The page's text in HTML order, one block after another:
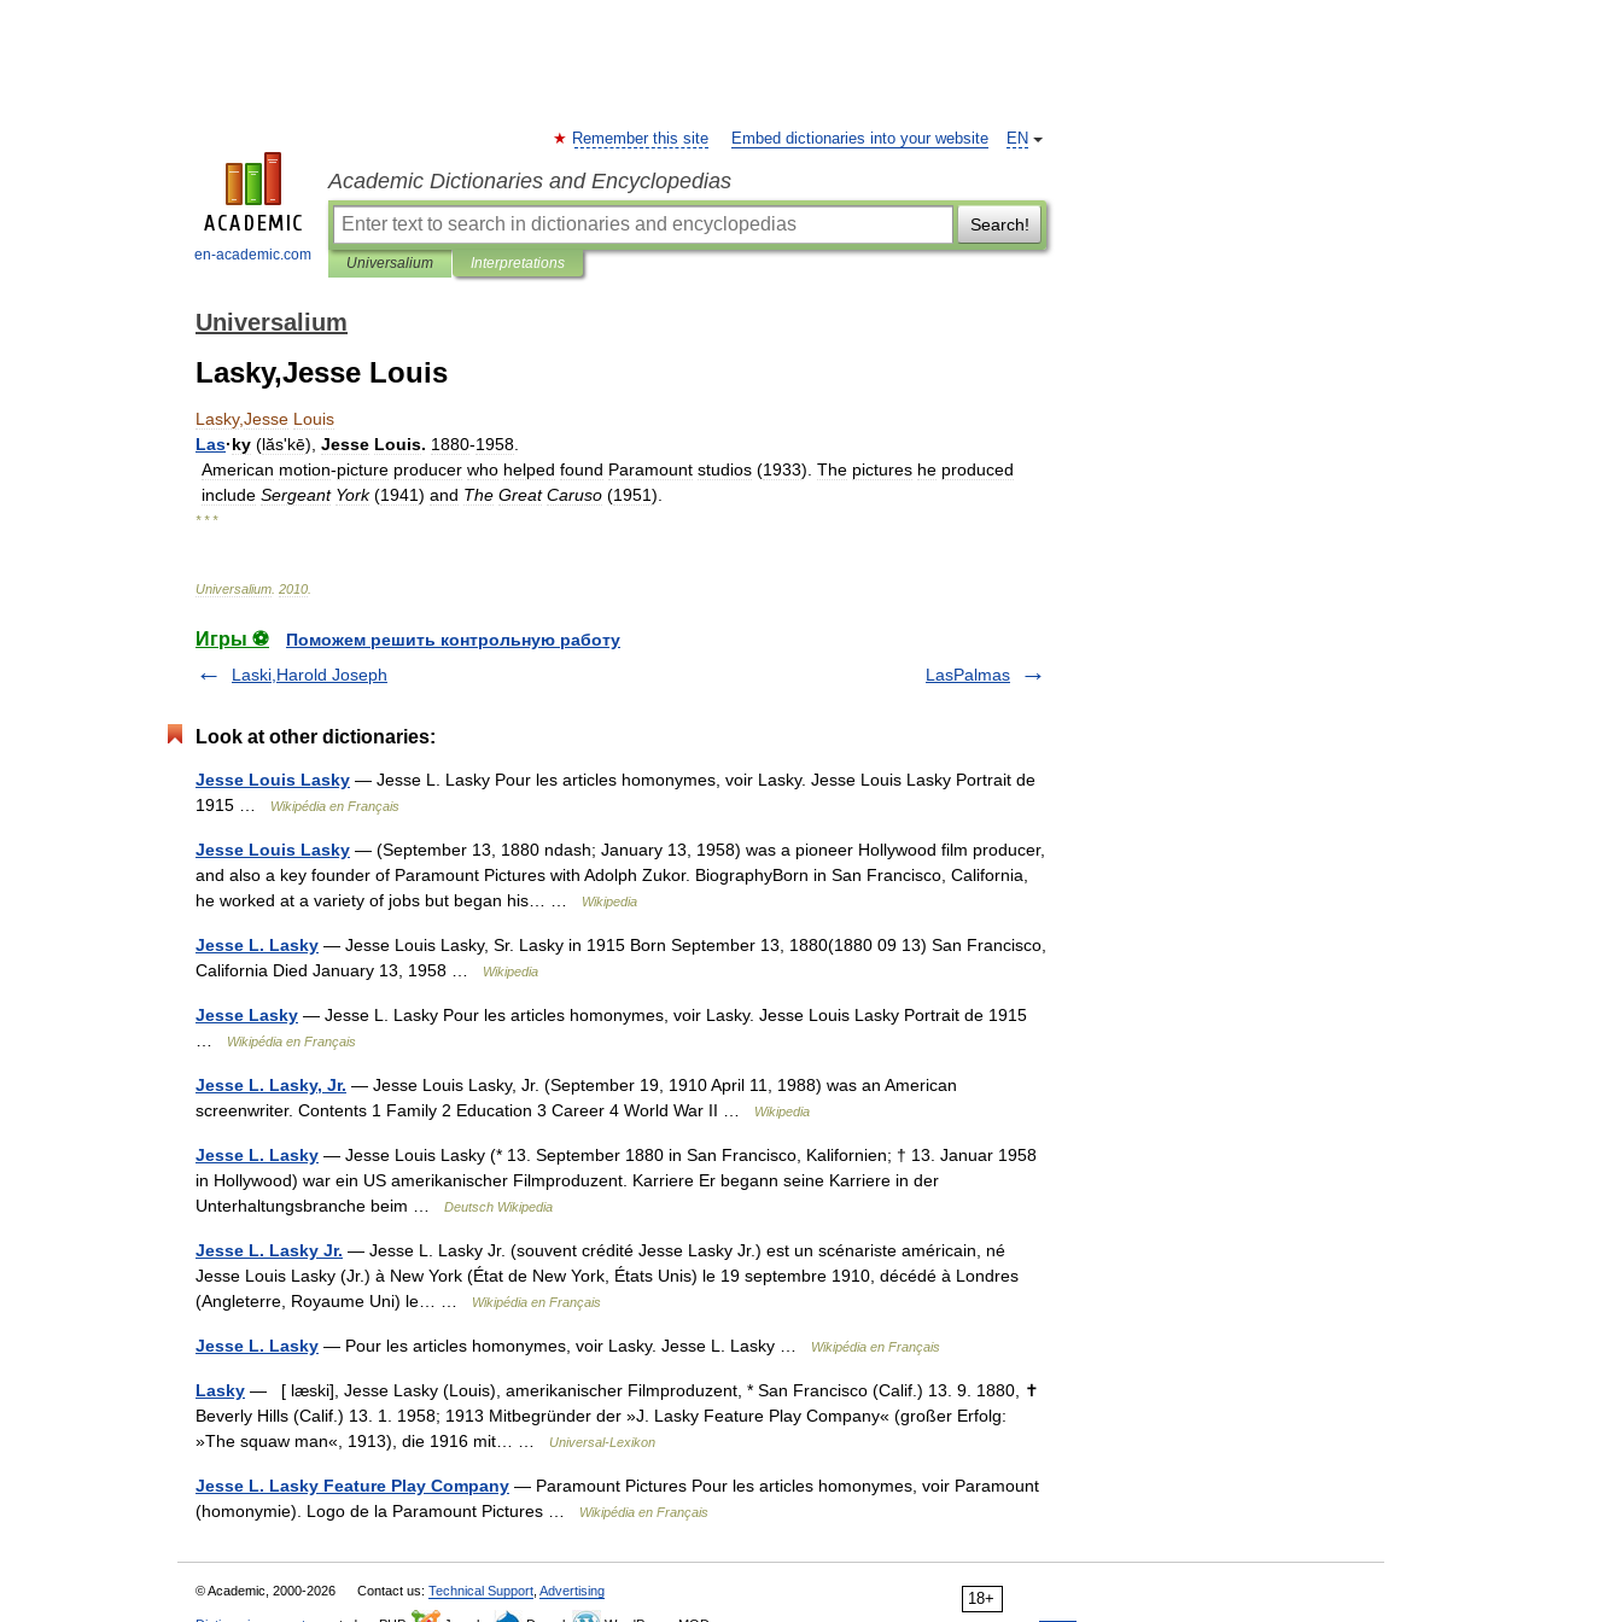
en-academic.com
EN
Remember this site Embed dictionaries into your website
Academic Dictionaries and Encyclopedias
Search!
Universalium Interpretations
Universalium
Lasky,Jesse Louis
Lasky,Jesse Louis
Las·ky (lăsʹkē), Jesse Louis. 1880-1958
American motion-picture producer who helped found Paramount studios (1933). The pictures he produced
include Sergeant York(1941) and The Great Caruso (1951).
* * *
Universalium 2010
Игры ⚽
Поможем решить контрольную работу
Laski,Harold Joseph
LasPalmas
Look at other dictionaries:
Jesse Louis Lasky — Jesse L. Lasky Pour les articles homonymes, voir Lasky. Jesse Louis Lasky Portrait de
1915 …
Wikipédia en Français
Jesse Louis Lasky — (September 13, 1880 ndash; January 13, 1958) was a pioneer Hollywood film producer,
and also a key founder of Paramount Pictures with Adolph Zukor. BiographyBorn in San Francisco, California,
he worked at a variety of jobs but began his… …
Wikipedia
Jesse L. Lasky — Jesse Louis Lasky, Sr. Lasky in 1915 Born September 13, 1880(1880 09 13) San Francisco,
California Died January 13, 1958 …
Wikipedia
Jesse Lasky — Jesse L. Lasky Pour les articles homonymes, voir Lasky. Jesse Louis Lasky Portrait de 1915
Wikipédia en Français
Jesse L. Lasky, Jr. — Jesse Louis Lasky, Jr. (September 19, 1910 April 11, 1988) was an American
screenwriter. Contents 1 Family 2 Education 3 Career 4 World War II …
Wikipedia
Jesse L. Lasky — Jesse Louis Lasky (* 13. September 1880 in San Francisco, Kalifornien; † 13. Januar 1958
in Hollywood) war ein US amerikanischer Filmproduzent. Karriere Er begann seine Karriere in der
Unterhaltungsbranche beim …
Deutsch Wikipedia
Jesse L. Lasky Jr. — Jesse L. Lasky Jr. (souvent crédité Jesse Lasky Jr.) est un scénariste américain, né
Jesse Louis Lasky (Jr.) à New York (État de New York, États Unis) le 19 septembre 1910, décédé à Londres
(Angleterre, Royaume Uni) le… …
Wikipédia en Français
Jesse L. Lasky — Pour les articles homonymes, voir Lasky. Jesse L. Lasky … Wikipédia en Français
Lasky — [ læski], Jesse Lasky (Louis), amerikanischer Filmproduzent, * San Francisco (Calif.) 13. 9. 1880, ✝
Beverly Hills (Calif.) 13. 1. 1958; 1913 Mitbegründer der »J. Lasky Feature Play Company« (großer Erfolg:
»The squaw man«, 1913), die 1916 mit… …
Universal-Lexikon
Jesse L. Lasky Feature Play Company — Paramount Pictures Pour les articles homonymes, voir Paramount
(homonymie). Logo de la Paramount Pictures …
Wikipédia en Français
18+
© Academic, 2000-2026 Contact us: Technical Support Advertising